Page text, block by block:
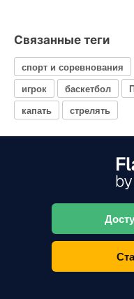
Связанные теги
спорт и соревнования
игрок
баскетбол
капать
стрелять